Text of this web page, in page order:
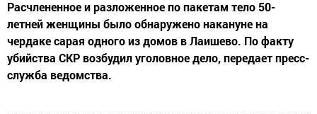
Расчлененное и разложенное по пакетам тело 50-
летней женщины было обнаружено накануне на
чердаке сарая одного из домов в Лаишево. По факту
убийства СКР возбудил уголовное дело, передает пресс-
служба ведомства.